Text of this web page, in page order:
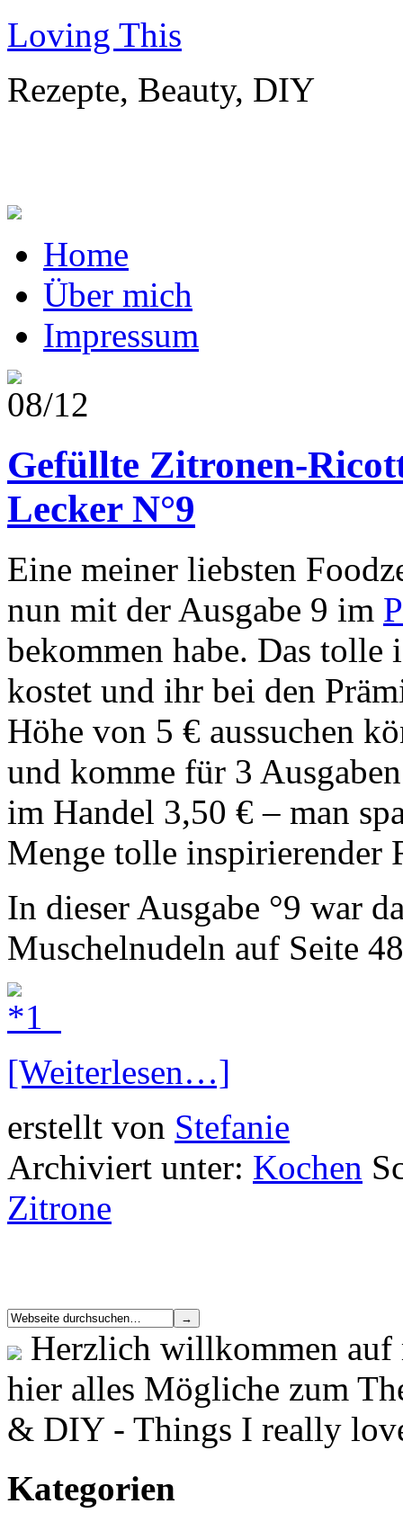
Loving This
Rezepte, Beauty, DIY
Home
Über mich
Impressum
08/12
Gefüllte Zitronen-
Lecker N°9
Eine meiner liebsten
nun mit der Ausgabe 9 im
bekommen habe. Das tolle
kostet und ihr bei den
Höhe von 5 € aussuchen
und komme für 3
im Handel 3,50 € – man
Menge tolle inspirierender
In dieser Ausgabe °9 war
Muschelnudeln auf Seite
[Weiterlesen…]
erstellt von Stefanie
Archiviert unter: Kochen
Zitrone
Herzlich willkommen auf
hier alles Mögliche zum
& DIY - Things I really
Kategorien